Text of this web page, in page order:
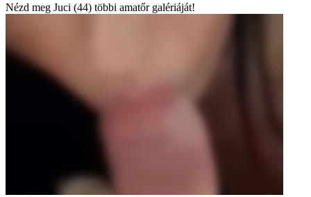
Nézd meg Juci (44) többi amatőr galériáját!